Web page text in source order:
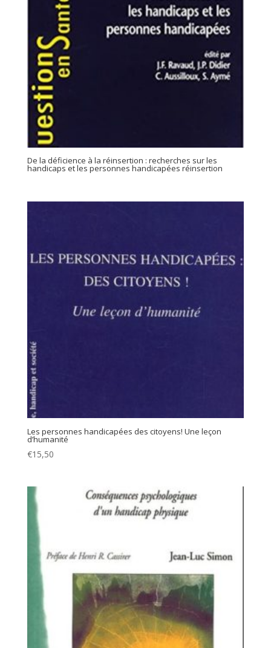
De la déficience à la réinsertion : recherches sur les
handicaps et les personnes handicapées réinsertion
Les personnes handicapées des citoyens! Une leçon
d’humanité
€15,50